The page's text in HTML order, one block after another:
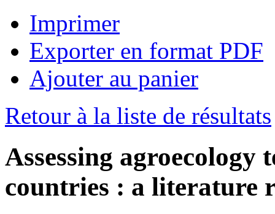
Imprimer
Exporter en format PDF
Ajouter au panier
Retour à la liste de résultats
Assessing
countries : a literature